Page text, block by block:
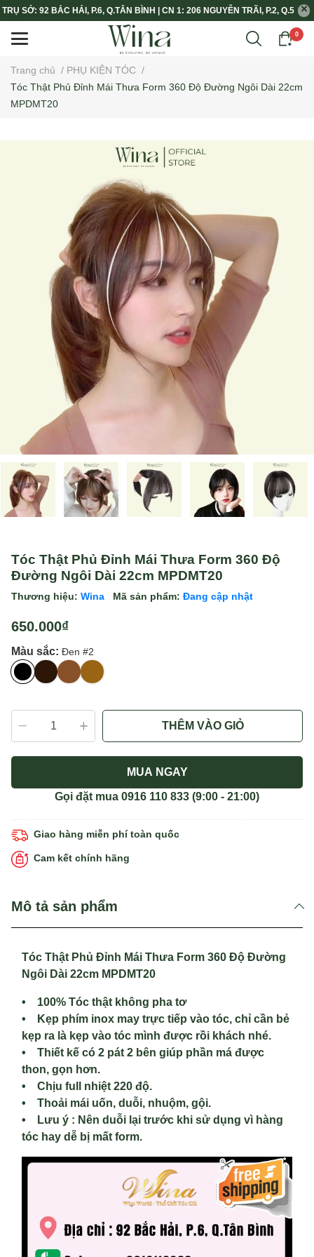
TRỤ SỞ: 92 BẮC HẢI, P.6, Q.TÂN BÌNH | CN 1: 206 NGUYỄN TRÃI, P.2, Q.5
0
Trang chủ / PHỤ KIỆN TÓC /
Tóc Thật Phủ Đỉnh Mái Thưa Form 360 Độ Đường Ngôi Dài 22cm
MPDMT20
Tóc Thật Phủ Đỉnh Mái Thưa Form 360 Độ
Đường Ngôi Dài 22cm MPDMT20
Thương hiệu: Wina Mã sản phẩm: Đang cập nhật
650.000₫
Màu sắc: Đen #2
THÊM VÀO GIỎ
MUA NGAY
Gọi đặt mua 0916 110 833 (9:00 - 21:00)
Giao hàng miễn phí toàn quốc
Cam kết chính hãng
Mô tả sản phẩm
Tóc Thật Phủ Đỉnh Mái Thưa Form 360 Độ Đường
Ngôi Dài 22cm MPDMT20
• 100% Tóc thật không pha tơ
• Kẹp phím inox may trực tiếp vào tóc, chỉ cần bẻ
kẹp ra là kẹp vào tóc mình được rồi khách nhé.
• Thiết kế có 2 pát 2 bên giúp phần má được
thon, gọn hơn.
• Chịu full nhiệt 220 độ.
• Thoải mái uốn, duỗi, nhuộm, gội.
• Lưu ý : Nên duỗi lại trước khi sử dụng vì hàng
tóc hay dễ bị mất form.